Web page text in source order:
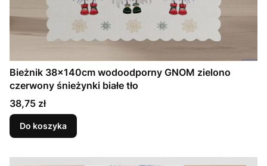
Bieżnik 38x140cm wodoodporny GNOM zielono
czerwony śnieżynki białe tło
Cena
38,75 zł
Do koszyka